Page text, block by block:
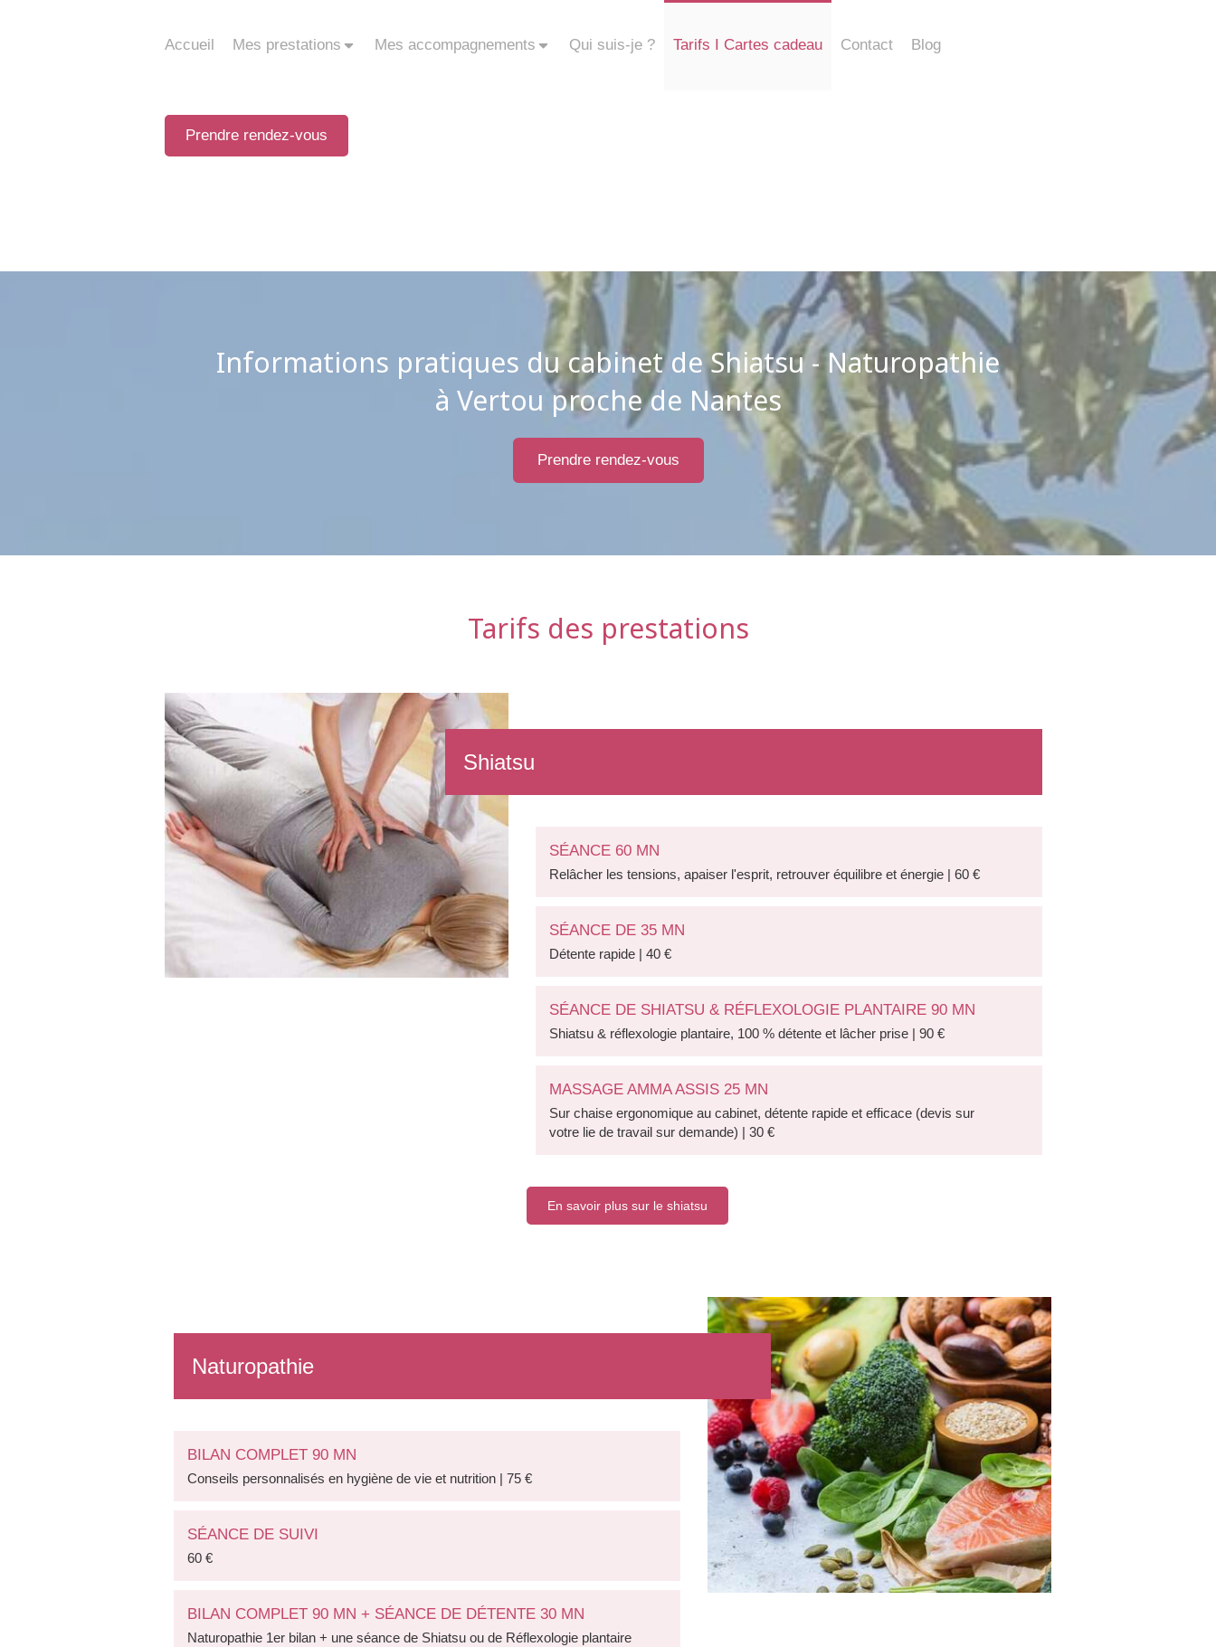
Accueil Mes prestations Mes accompagnements Qui suis-je ? Tarifs I Cartes cadeau Contact Blog
Prendre rendez-vous
Informations pratiques du cabinet de Shiatsu - Naturopathie
à Vertou proche de Nantes
Prendre rendez-vous
Tarifs des prestations
Shiatsu
SÉANCE 60 MN
Relâcher les tensions, apaiser l'esprit, retrouver équilibre et énergie | 60 €
SÉANCE DE 35 MN
Détente rapide | 40 €
SÉANCE DE SHIATSU & RÉFLEXOLOGIE PLANTAIRE 90 MN
Shiatsu & réflexologie plantaire, 100 % détente et lâcher prise | 90 €
MASSAGE AMMA ASSIS 25 MN
Sur chaise ergonomique au cabinet, détente rapide et efficace (devis sur
votre lie de travail sur demande) | 30 €
En savoir plus sur le shiatsu
Naturopathie
BILAN COMPLET 90 MN
Conseils personnalisés en hygiène de vie et nutrition | 75 €
SÉANCE DE SUIVI
60 €
BILAN COMPLET 90 MN + SÉANCE DE DÉTENTE 30 MN
Naturopathie 1er bilan + une séance de Shiatsu ou de Réflexologie plantaire